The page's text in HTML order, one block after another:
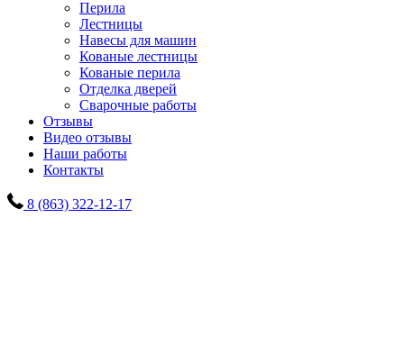
Перила
Лестницы
Навесы для машин
Кованые лестницы
Кованые перила
Отделка дверей
Сварочные работы
Отзывы
Видео отзывы
Наши работы
Контакты
8 (863) 322-12-17